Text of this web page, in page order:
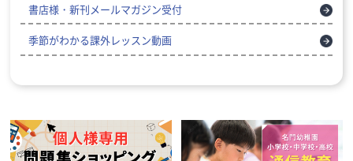
書店様・新刊メールマガジン受付
季節がわかる課外レッスン動画